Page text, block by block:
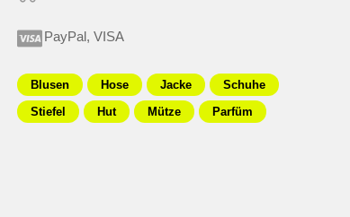
PayPal, VISA
Blusen Hose Jacke
Schuhe
Stiefel
Hut Mütze Parfüm